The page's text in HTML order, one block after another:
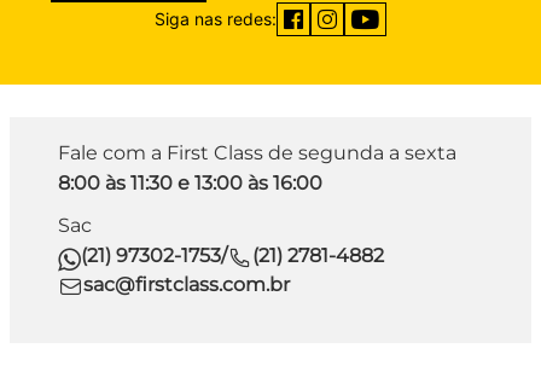
Siga nas redes:
Fale com a First Class de segunda a sexta
8:00 às 11:30 e 13:00 às 16:00
Sac
(21) 97302-1753/
(21) 2781-4882
sac@firstclass.com.br